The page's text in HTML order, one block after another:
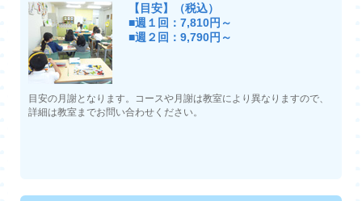
【目安】（税込）
■週１回：7,810円～
■週２回：9,790円～
目安の月謝となります。コースや月謝は教室により異なりますので、
詳細は教室までお問い合わせください。